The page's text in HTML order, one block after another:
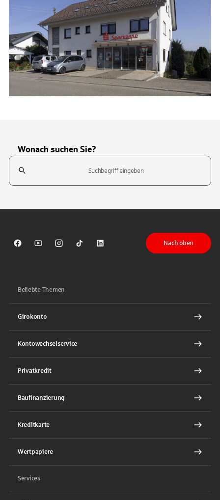
Wonach suchen Sie?
Suchfeld
Sparkasse auf Facebook
Sparkasse auf Youtube
Sparkasse auf Instagram
Sparkasse auf TikTok
Sparkasse auf LinkedIn
Nach oben
Beliebte Themen
Girokonto
Kontowechselservice
Privatkredit
Baufinanzierung
Kreditkarte
Wertpapiere
Services